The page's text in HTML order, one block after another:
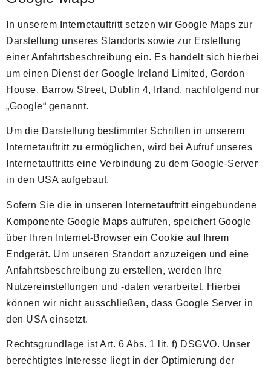
In unserem Internetauftritt setzen wir Google Maps zur
Darstellung unseres Standorts sowie zur Erstellung
einer Anfahrtsbeschreibung ein. Es handelt sich hierbei
um einen Dienst der Google Ireland Limited, Gordon
House, Barrow Street, Dublin 4, Irland, nachfolgend nur
„Google“ genannt.
Um die Darstellung bestimmter Schriften in unserem
Internetauftritt zu ermöglichen, wird bei Aufruf unseres
Internetauftritts eine Verbindung zu dem Google-Server
in den USA aufgebaut.
Sofern Sie die in unseren Internetauftritt eingebundene
Komponente Google Maps aufrufen, speichert Google
über Ihren Internet-Browser ein Cookie auf Ihrem
Endgerät. Um unseren Standort anzuzeigen und eine
Anfahrtsbeschreibung zu erstellen, werden Ihre
Nutzereinstellungen und -daten verarbeitet. Hierbei
können wir nicht ausschließen, dass Google Server in
den USA einsetzt.
Rechtsgrundlage ist Art. 6 Abs. 1 lit. f) DSGVO. Unser
berechtigtes Interesse liegt in der Optimierung der